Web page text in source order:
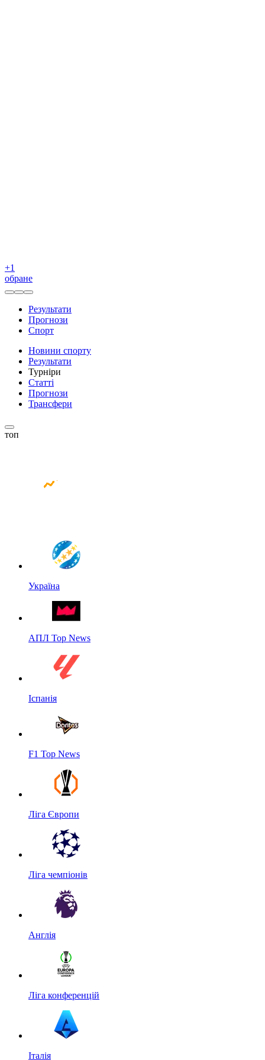
+1
обране
Результати
Прогнози
Спорт
Новини спорту
Результати
Турніри
Статті
Прогнози
Трансфери
топ
Україна
АПЛ Top News
Іспанія
F1 Top News
Ліга Європи
Ліга чемпіонів
Англія
Ліга конференцій
Італія